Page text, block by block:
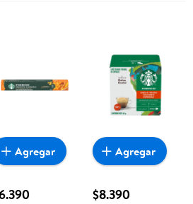
Agregar
$8.390
Agregar